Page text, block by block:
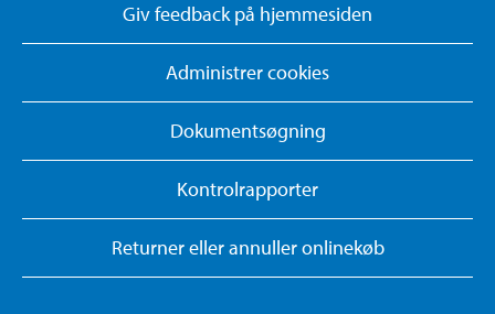
Giv feedback på hjemmesiden
Administrer cookies
Dokumentsøgning
Kontrolrapporter
Returner eller annuller onlinekøb